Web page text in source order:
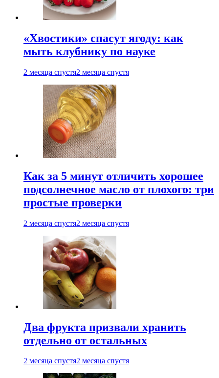
«Хвостики» спасут ягоду: как
мыть клубнику по науке
2 месяца спустя2 месяца спустя
Как за 5 минут отличить хорошее
подсолнечное масло от плохого: три
простые проверки
2 месяца спустя2 месяца спустя
Два фрукта призвали хранить
отдельно от остальных
2 месяца спустя2 месяца спустя